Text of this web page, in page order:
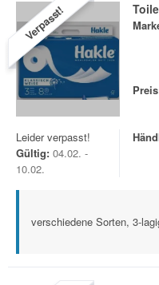
Verpasst!
Leider verpasst!
Gültig: 04.02. -
10.02.
verschiedene Sorten, 3-